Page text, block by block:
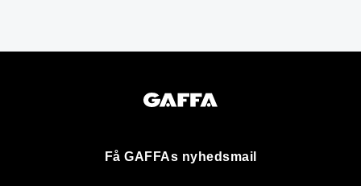
Få GAFFAs nyhedsmail